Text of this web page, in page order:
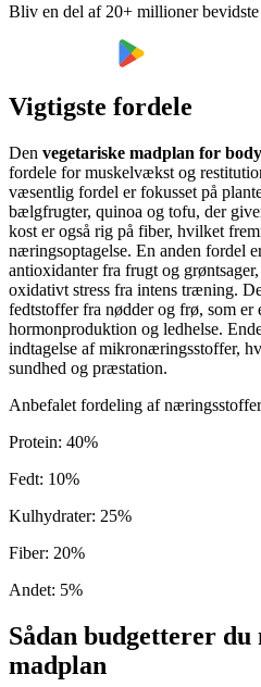
Bliv en del af 20+ millioner
Vigtigste fordele
Den vegetariske madplan for
fordele for muskelvækst og
væsentlig fordel er fokusset på
bælgfrugter, quinoa og tofu, der
kost er også rig på fiber, hvilket
næringsoptagelse. En anden fordel
antioxidanter fra frugt og
oxidativt stress fra intens træning.
fedtstoffer fra nødder og frø, som er
hormonproduktion og ledhelse.
indtagelse af mikronæringsstoffer,
sundhed og præstation.
Anbefalet fordeling af næringsstoffer
Protein: 40%
Fedt: 10%
Kulhydrater: 25%
Fiber: 20%
Andet: 5%
Sådan budgetterer du
madplan